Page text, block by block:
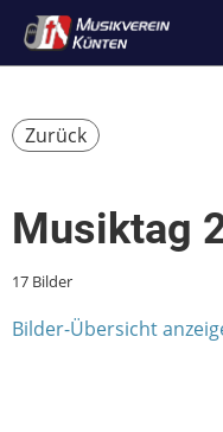
Zurück
Musiktag
17 Bilder
Bilder-Übersicht